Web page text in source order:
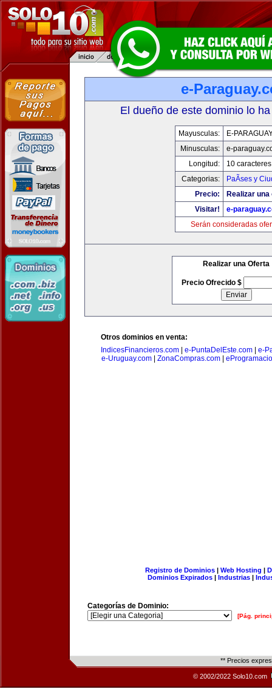
e-
El dueño de este dominio lo
Mayusculas:
E-
Minusculas:
e-
Longitud:
10 caracteres
Categorias:
PaÃ­ses y
Precio:
Realizar
Visitar!
e-
Serán consideradas
Realizar una Oferta
Precio Ofrecido $
Otros dominios en venta:
IndicesFinancieros.com
e-PuntaDelEste.com
e-
e-Uruguay.com
ZonaCompras.com
Registro de Dominios| Web Hosting |
Dominios Expirados | Industrias |
Categorías de Dominio:
[Pág.
** Precios
© 2002/2022 Solo10.com